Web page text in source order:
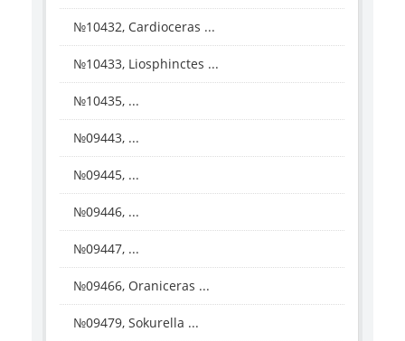
№10432, Cardioceras ...
№10433, Liosphinctes ...
№10435, ...
№09443, ...
№09445, ...
№09446, ...
№09447, ...
№09466, Oraniceras ...
№09479, Sokurella ...